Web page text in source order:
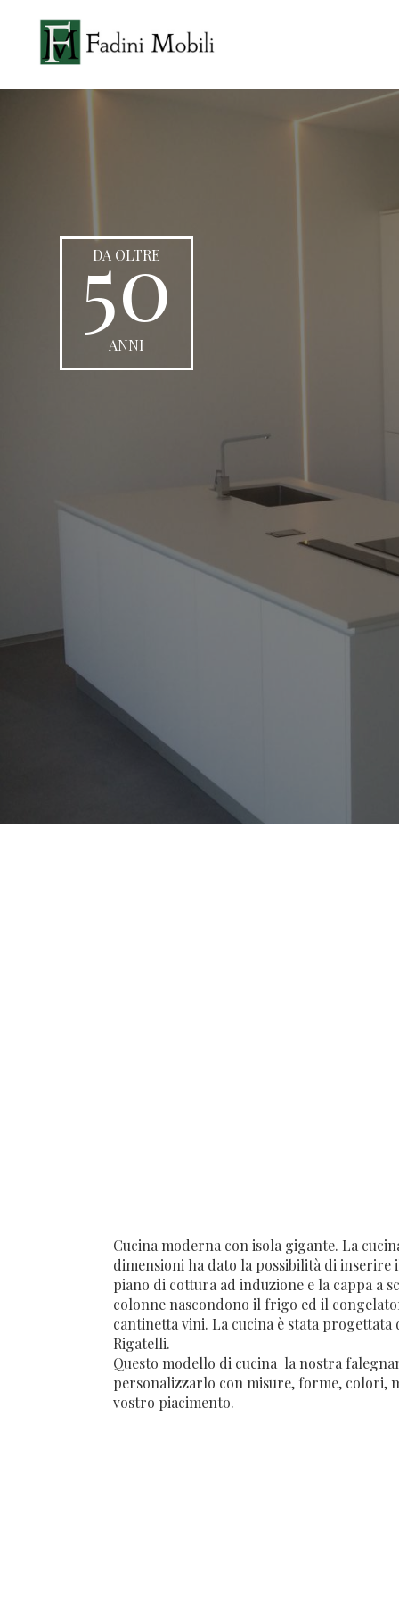
DA OLTRE
50
ANNI
Cucina moderna con isola gigante. La
dimensioni ha dato la possibilità di inserire
piano di cottura ad induzione e la cappa a
colonne nascondono il frigo ed il
cantinetta vini. La cucina è stata
Rigatelli.
Questo modello di cucina la nostra
personalizzarlo con misure, forme, colori,
vostro piacimento.